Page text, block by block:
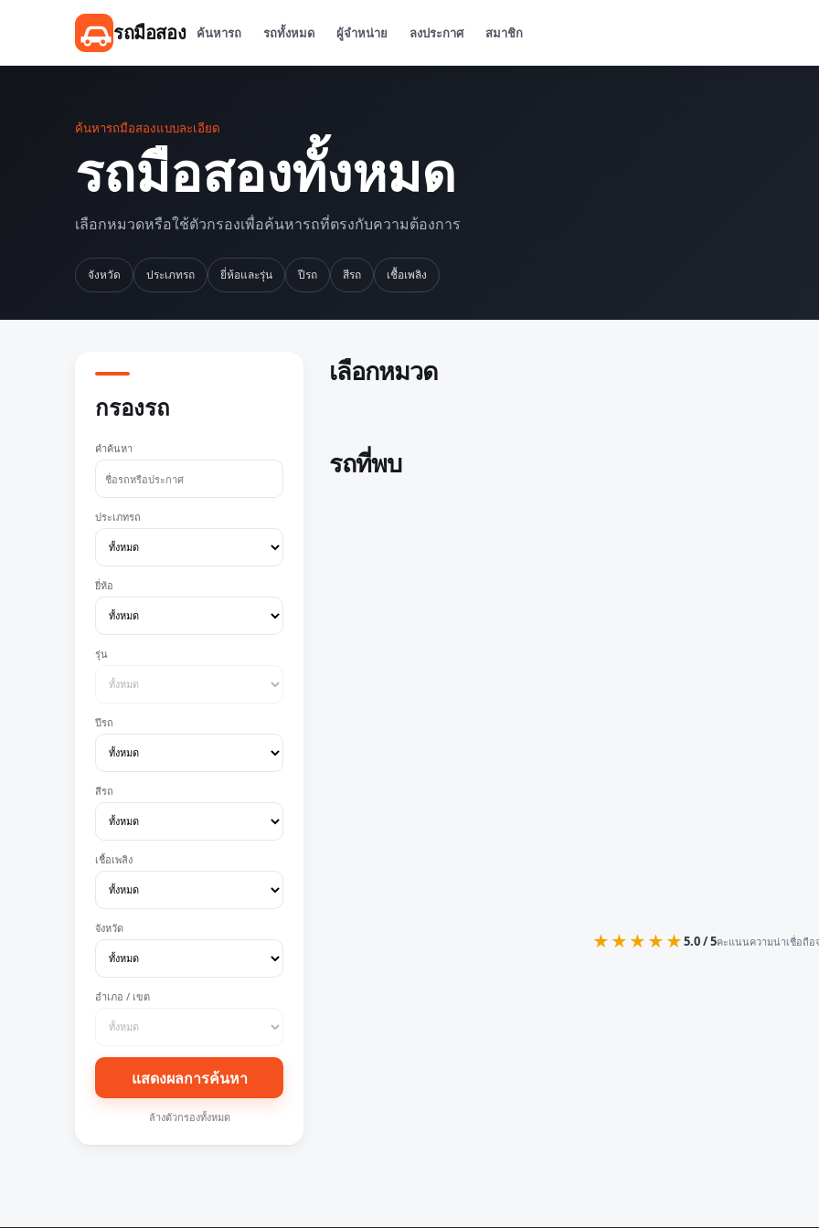
รถมือสอง ค้นหารถ รถทั้งหมด ผู้จำหน่าย ลงประกาศ สมาชิก
ค้นหารถมือสองแบบละเอียด
รถมือสองทั้งหมด
เลือกหมวดหรือใช้ตัวกรองเพื่อค้นหารถที่ตรงกับความต้องการ
จังหวัด ประเภทรถ ยี่ห้อและรุ่น ปีรถ สีรถ เชื้อเพลิง
กรองรถ
คำค้นหา
ประเภทรถ
ยี่ห้อ
รุ่น
ปีรถ
สีรถ
เชื้อเพลิง
จังหวัด
อำเภอ / เขต
แสดงผลการค้นหา
ล้างตัวกรองทั้งหมด
เลือกหมวด
รถที่พบ
★★★★★5.0 / 5คะแนนความน่าเชื่อถือ